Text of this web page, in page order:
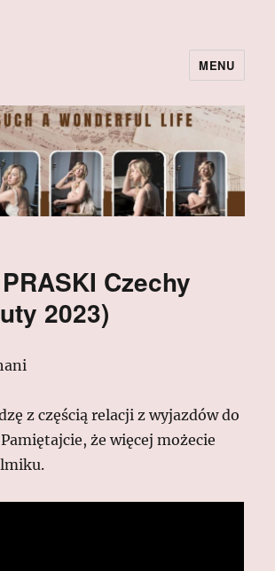
MENU
Czechy
2023)
z częścią relacji z wyjazdów do
że więcej możecie